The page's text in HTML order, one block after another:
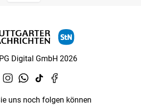
Digital GmbH 2026
uns noch folgen können